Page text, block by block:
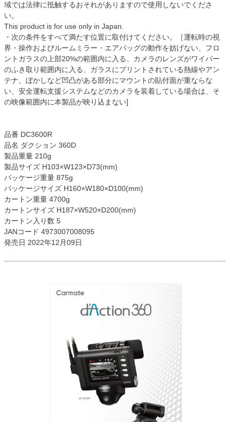
域では法律に抵触するおそれがありますので使用しないでくださ
い。
This product is for use only in Japan.
・次の条件をすべて満たす位置に取付けてください。［運転時の視
界・操作およびルームミラー・エアバッグの動作を妨げない、フロ
ントガラスの上部20%の範囲内に入る、カメラのレンズがワイパー
のふき取り範囲内に入る、ガラスにプリントされている熱線やアン
テナ、ぼかしなど凹凸がある部分にマウントの貼付面が重ならな
い、安全運転支援システムなどのカメラを装着している場合は、そ
の映像範囲内に本製品が映り込まない]
品番 DC3600R
品名 ダクション 360D
製品重量 210g
製品サイズ H103×W123×D73(mm)
パッケージ重量 875g
パッケージサイズ H160×W180×D100(mm)
カートン重量 4700g
カートンサイズ H187×W520×D200(mm)
カートン入り数 5
JANコード 4973007008095
発売日 2022年12月09日